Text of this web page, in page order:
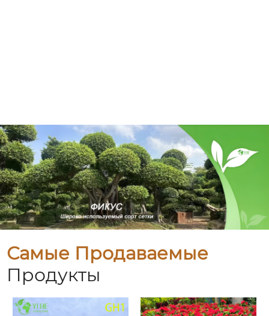
Самые Продаваемые
Продукты